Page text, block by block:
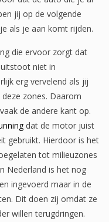
jij op de volgende
als je aan komt rijden.
die ervoor zorgt dat
niet in
erg vervelend als jij
zones. Daarom
de andere kant op.
dat de motor juist
gebruikt. Hierdoor is het
tot milieuzones
Nederland is het nog
ingevoerd maar in de
Dit doen zij omdat ze
willen terugdringen.